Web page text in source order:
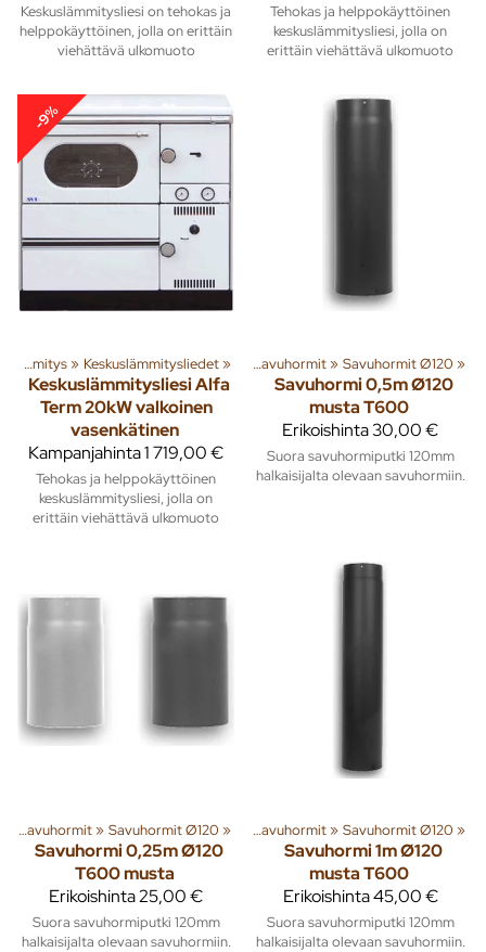
Keskuslämmitysliesi on tehokas ja
helppokäyttöinen, jolla on erittäin
viehättävä ulkomuoto
Tehokas ja helppokäyttöinen
keskuslämmitysliesi, jolla on
erittäin viehättävä ulkomuoto
-9%
Lämmitys‪» Keskuslämmitysliedet‪»
Keskuslämmitysliesi Alfa
Term 20kW valkoinen
vasenkätinen
Kampanjahinta1 719,00 €
Tehokas ja helppokäyttöinen
keskuslämmitysliesi, jolla on
erittäin viehättävä ulkomuoto
‪»Lämmitys‪»Piiput ja tarvikkeet Savuhormit‪» Savuhormit Ø120 ‪»
Savuhormi 0,5m Ø120
musta T600
Erikoishinta30,00 €
Suora savuhormiputki 120mm
halkaisijalta olevaan savuhormiin.
Savuhormit‪» Savuhormit Ø120 ‪»
Savuhormi 0,25m Ø120
T600 musta
Erikoishinta25,00 €
Suora savuhormiputki 120mm
halkaisijalta olevaan savuhormiin.
‪»Lämmitys ‪»Piiput ja tarvikkeet Savuhormit‪» Savuhormit Ø120 ‪»
Savuhormi 1m Ø120
musta T600
Erikoishinta45,00 €
Suora savuhormiputki 120mm
halkaisijalta olevaan savuhormiin.